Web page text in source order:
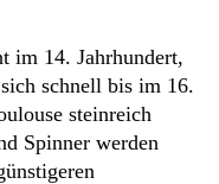
im 14. Jahrhundert,
schnell bis im 16.
steinreich
Spinner werden